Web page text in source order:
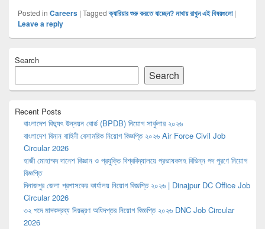
Posted in Careers | Tagged ক্যারিয়ার শুরু করতে যাচ্ছেন? মাথায় রাখুন এই বিষয়গুলো |
Leave a reply
Sidebar
Area
Search
Search
Recent Posts
বাংলাদেশ বিদ্যুৎ উন্নয়ন বোর্ড (BPDB) নিয়োগ সার্কুলার ২০২৬
বাংলাদেশ বিমান বাহিনী বেসামরিক নিয়োগ বিজ্ঞপ্তি ২০২৬ Air Force Civil Job
Circular 2026
হাজী মোহাম্মদ দানেশ বিজ্ঞান ও প্রযুক্তি বিশ্ববিদ্যালয়ে প্রভাষকসহ বিভিন্ন পদ পূরণে নিয়োগ
বিজ্ঞপ্তি
দিনাজপুর জেলা প্রশাসকের কার্যালয় নিয়োগ বিজ্ঞপ্তি ২০২৬ | Dinajpur DC Office Job
Circular 2026
৩২ পদে মাদকদ্রব্য নিয়ন্ত্রণ অধিদপ্তর নিয়োগ বিজ্ঞপ্তি ২০২৬ DNC Job Circular
2026